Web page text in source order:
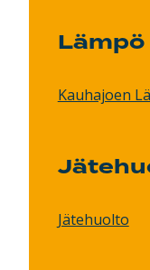
Lämpö
Kauhajoen
Jätehuolto